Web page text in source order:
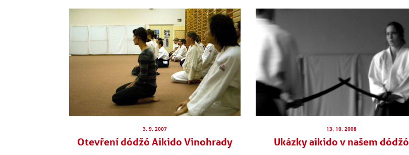
3. 9. 2007
Otevření dódžó Aikido Vinohrady
13. 10. 2008
Ukázky aikido v našem dódžó